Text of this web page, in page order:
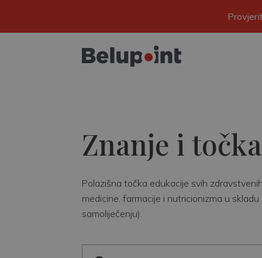
Znanje i točka
Polazišna točka edukacije svih
medicine, farmacije i nutricionizma u
samoliječenju).